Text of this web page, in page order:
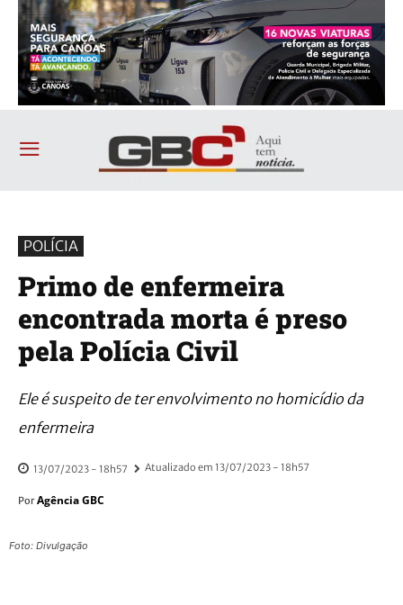
POLÍCIA
Primo de enfermeira
encontrada morta é preso
pela Polícia Civil
Ele é suspeito de ter envolvimento no homicídio da
enfermeira
13/07/2023 - 18h57 Atualizado em 13/07/2023 - 18h57
Por Agência GBC
Foto: Divulgação